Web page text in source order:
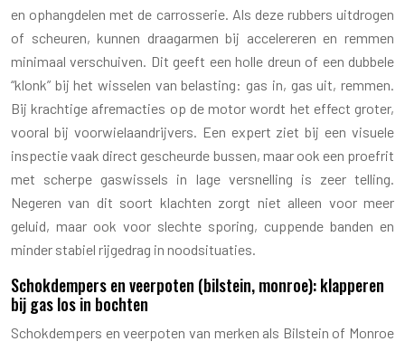
en ophangdelen met de carrosserie. Als deze rubbers uitdrogen
of scheuren, kunnen draagarmen bij accelereren en remmen
minimaal verschuiven. Dit geeft een holle dreun of een dubbele
“klonk” bij het wisselen van belasting: gas in, gas uit, remmen.
Bij krachtige afremacties op de motor wordt het effect groter,
vooral bij voorwielaandrijvers. Een expert ziet bij een visuele
inspectie vaak direct gescheurde bussen, maar ook een proefrit
met scherpe gaswissels in lage versnelling is zeer telling.
Negeren van dit soort klachten zorgt niet alleen voor meer
geluid, maar ook voor slechte sporing, cuppende banden en
minder stabiel rijgedrag in noodsituaties.
Schokdempers en veerpoten (bilstein, monroe): klapperen
bij gas los in bochten
Schokdempers en veerpoten van merken als Bilstein of Monroe